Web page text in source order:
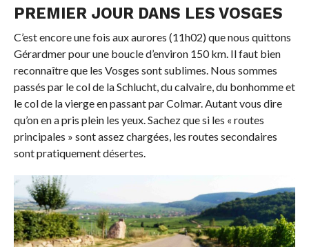
PREMIER JOUR DANS LES VOSGES
C’est encore une fois aux aurores (11h02) que nous quittons
Gérardmer pour une boucle d’environ 150 km. Il faut bien
reconnaître que les Vosges sont sublimes. Nous sommes
passés par le col de la Schlucht, du calvaire, du bonhomme et
le col de la vierge en passant par Colmar. Autant vous dire
qu’on en a pris plein les yeux. Sachez que si les « routes
principales » sont assez chargées, les routes secondaires
sont pratiquement désertes.